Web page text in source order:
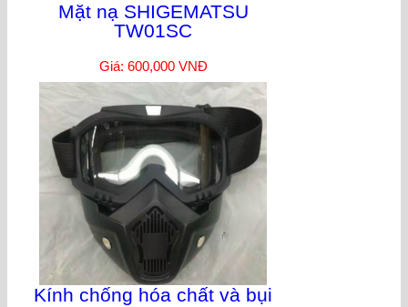
Mặt nạ SHIGEMATSU
TW01SC
Giá: 600,000 VNĐ
Kính chống hóa chất và bụi